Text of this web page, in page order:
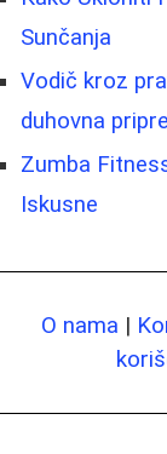
Sunčanja
Vodič kroz
duhovna
Zumba
Iskusne
O nama |